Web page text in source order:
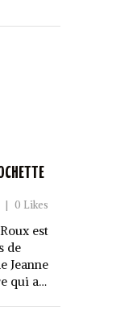
| 0 Likes
est
de
Jeanne
qui a…